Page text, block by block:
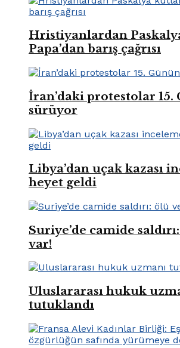
Hristiyanlardan
Papa’dan barış çağrısı
İran’daki protestolar 15.
sürüyor
Libya’dan uçak kazası
heyet geldi
Suriye’de camide
var!
Uluslararası hukuk
tutuklandı